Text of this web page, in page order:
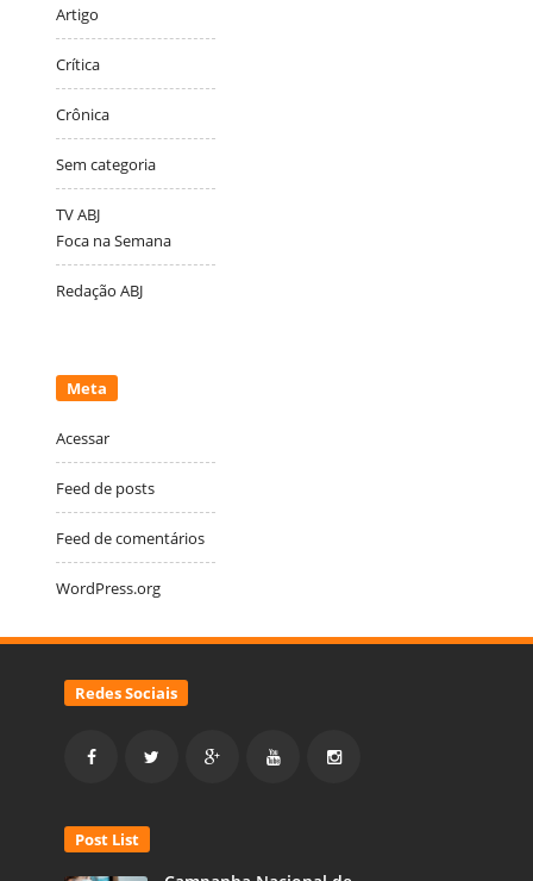
Artigo
Crítica
Crônica
Sem categoria
TV ABJ
Foca na Semana
Redação ABJ
Meta
Acessar
Feed de posts
Feed de comentários
WordPress.org
Redes Sociais
Post List